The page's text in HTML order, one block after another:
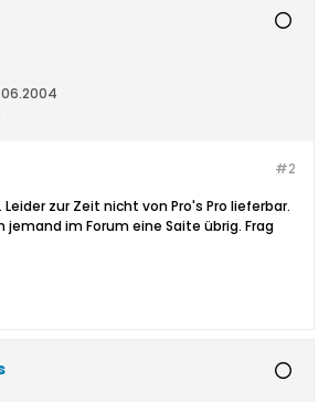
#2
Leider zur Zeit nicht von Pro's Pro lieferbar.
im Forum eine Saite übrig. Frag